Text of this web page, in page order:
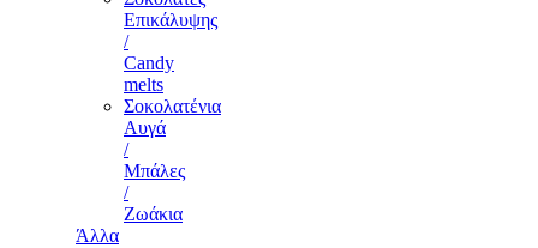
Επικάλυψης
/
Candy
melts
Σοκολατένια
Αυγά
/
Μπάλες
/
Ζωάκια
Άλλα